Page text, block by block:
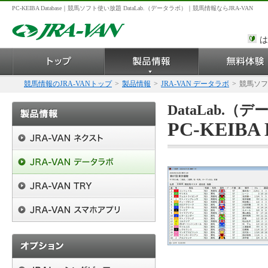
PC-KEIBA Database｜競馬ソフト使い放題 DataLab.（データラボ）｜競馬情報ならJRA-VAN
競馬情報のJRA-VANトップ > 製品情報 > JRA-VAN データラボ > 競馬ソ
DataLab.（デ
PC-KEIBA